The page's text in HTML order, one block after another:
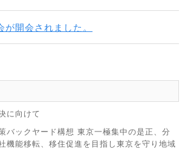
が開会されました。
に向けて
バックヤード構想 東京一極集中の是正、分
機能移転、移住促進を目指し東京を守り地域